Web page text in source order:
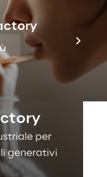
per
generativi